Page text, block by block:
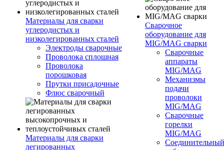
Материалы для сварки
углеродистых и
низколегированных сталей
Электроды сварочные
Проволока сплошная
Проволока
порошковая
Прутки присадочные
Флюс сварочный
Материалы для сварки
легированных
Сварочное
оборудование для
MIG/MAG сварки
Сварочные
аппараты
MIG/MAG
Механизмы
подачи
проволоки
MIG/MAG
Сварочные
горелки
MIG/MAG
Соединительный